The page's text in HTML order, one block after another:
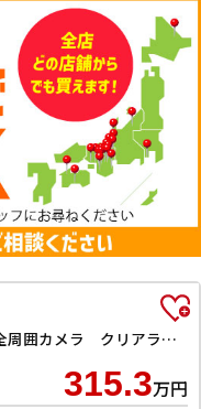
25S エクスクルーシブモード ETC 全周囲カメラ クリアランスソナー オートクルーズコントロール レーンアシスト パワーシート 衝突被害軽減システム サンルーフ TV オートマチックハイビーム オートライト 電動リアゲート
315.3万円